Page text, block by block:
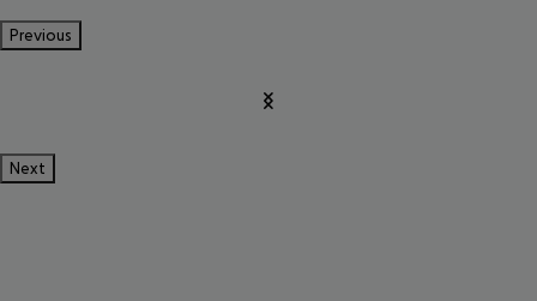
Previous
Next